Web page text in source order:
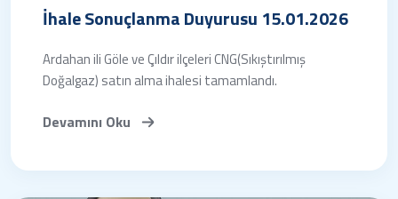
İhale Sonuçlanma Duyurusu 15.01.2026
Ardahan ili Göle ve Çıldır ilçeleri CNG(Sıkıştırılmış
Doğalgaz) satın alma ihalesi tamamlandı.
Devamını Oku